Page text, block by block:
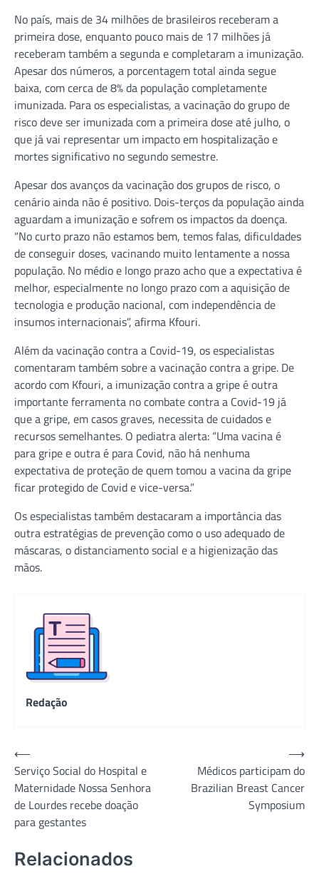
No país, mais de 34 milhões de brasileiros receberam a
primeira dose, enquanto pouco mais de 17 milhões já
receberam também a segunda e completaram a imunização.
Apesar dos números, a porcentagem total ainda segue
baixa, com cerca de 8% da população completamente
imunizada. Para os especialistas, a vacinação do grupo de
risco deve ser imunizada com a primeira dose até julho, o
que já vai representar um impacto em hospitalização e
mortes significativo no segundo semestre.
Apesar dos avanços da vacinação dos grupos de risco, o
cenário ainda não é positivo. Dois-terços da população ainda
aguardam a imunização e sofrem os impactos da doença.
“No curto prazo não estamos bem, temos falas, dificuldades
de conseguir doses, vacinando muito lentamente a nossa
população. No médio e longo prazo acho que a expectativa é
melhor, especialmente no longo prazo com a aquisição de
tecnologia e produção nacional, com independência de
insumos internacionais”, afirma Kfouri.
Além da vacinação contra a Covid-19, os especialistas
comentaram também sobre a vacinação contra a gripe. De
acordo com Kfouri, a imunização contra a gripe é outra
importante ferramenta no combate contra a Covid-19 já
que a gripe, em casos graves, necessita de cuidados e
recursos semelhantes. O pediatra alerta: “Uma vacina é
para gripe e outra é para Covid, não há nenhuma
expectativa de proteção de quem tomou a vacina da gripe
ficar protegido de Covid e vice-versa.”
Os especialistas também destacaram a importância das
outra estratégias de prevenção como o uso adequado de
máscaras, o distanciamento social e a higienização das
mãos.
Redação
Navegação
de
Post
⟵
Serviço Social do Hospital e
Maternidade Nossa Senhora
de Lourdes recebe doação
para gestantes
Médicos participam do
Brazilian Breast Cancer
Symposium
⟶
Relacionados